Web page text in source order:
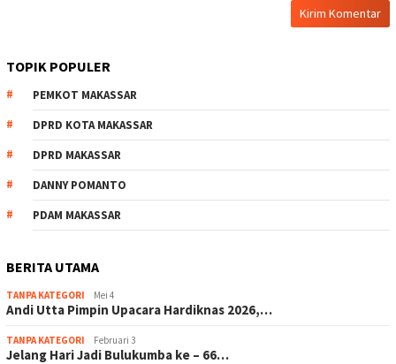
TOPIK POPULER
PEMKOT MAKASSAR
DPRD KOTA MAKASSAR
DPRD MAKASSAR
DANNY POMANTO
PDAM MAKASSAR
BERITA UTAMA
TANPA KATEGORI Mei 4
Andi Utta Pimpin Upacara Hardiknas 2026,…
TANPA KATEGORI Februari 3
Jelang Hari Jadi Bulukumba ke – 66…